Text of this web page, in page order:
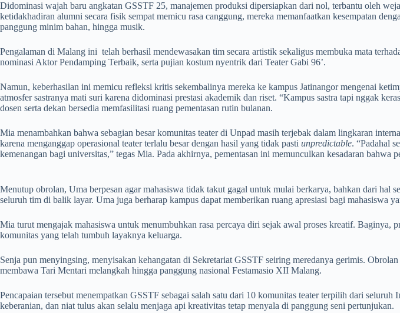
​Didominasi wajah baru angkatan GSSTF 25, manajemen produksi dipersiapkan dari nol, terbantu oleh
ketidakhadiran alumni secara fisik sempat memicu rasa canggung, mereka memanfaatkan kesempatan
panggung minim bahan, hingga musik.
​Pengalaman di Malang ini telah berhasil mendewasakan tim secara artistik sekaligus membuka mata
nominasi Aktor Pendamping Terbaik, serta pujian kostum nyentrik dari Teater Gabi 96’.
​Namun, keberhasilan ini memicu refleksi kritis sekembalinya mereka ke kampus Jatinangor mengenai
atmosfer sastranya mati suri karena didominasi prestasi akademik dan riset. “Kampus sastra tapi nggak
dosen serta dekan bersedia memfasilitasi ruang pementasan rutin bulanan.
​Mia menambahkan bahwa sebagian besar komunitas teater di Unpad masih terjebak dalam lingkaran
karena menganggap operasional teater terlalu besar dengan hasil yang tidak pasti unpredictable. “Padahal
kemenangan bagi universitas,” tegas Mia. Pada akhirnya, pementasan ini memunculkan kesadaran
Menutup obrolan, Uma berpesan agar mahasiswa tidak takut gagal untuk mulai berkarya, bahkan dari
seluruh tim di balik layar. Uma juga berharap kampus dapat memberikan ruang apresiasi bagi mahasiswa
Mia turut mengajak mahasiswa untuk menumbuhkan rasa percaya diri sejak awal proses kreatif. Baginya,
komunitas yang telah tumbuh layaknya keluarga.
Senja pun menyingsing, menyisakan kehangatan di Sekretariat GSSTF seiring meredanya gerimis.
membawa Tari Mentari melangkah hingga panggung nasional Festamasio XII Malang.
Pencapaian tersebut menempatkan GSSTF sebagai salah satu dari 10 komunitas teater terpilih dari
keberanian, dan niat tulus akan selalu menjaga api kreativitas tetap menyala di panggung seni pertunjukan.